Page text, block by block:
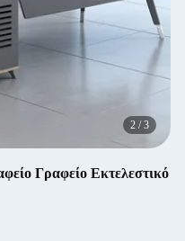
2 /3
Γραφείο Εκτελεστικό